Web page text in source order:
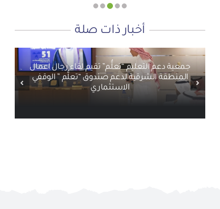
أخبار ذات صلة
جمعية دعم التعليم “تعلُّم” تقيم لقاء رجال اعمال
المنطقة الشرقية لدعم صندوق “تعلُّم ” الوقفي
الاستثماري